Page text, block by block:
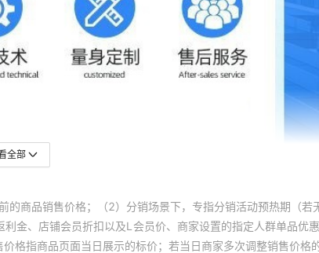
全部
商品销售价格；（2）分销场景下，专指分销活动预热期（
金、店铺会员折扣以及L会员价、商家设置的指定人群单品优
指商品页面当日展示的标价；若当日商家多次调整销售价格